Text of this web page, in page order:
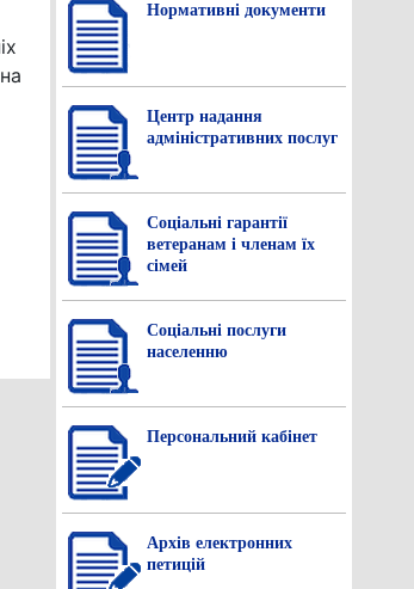
Нормативнi документи
Центр надання
адміністративних послуг
Соціальні гарантії
ветеранам і членам їх
сімей
Соціальні послуги
населенню
Персональний кабінет
Архів електронних
петицій